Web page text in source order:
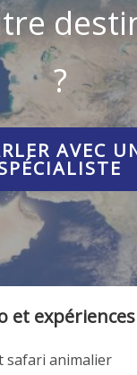
?
AVEC
et
safari animalier